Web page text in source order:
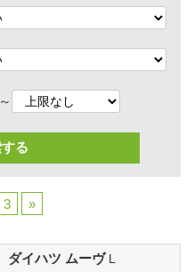
～
3 »
ダイハツ ムーヴ